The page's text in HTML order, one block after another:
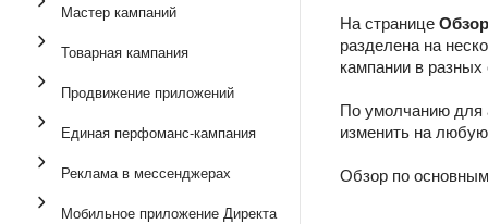
Медийная реклама
Мастер кампаний
Товарная кампания
Мастер кампаний
Товарная кампания
Продвижение приложений
Единая перфоманс-кампания
Реклама в мессенджерах
Мобильное приложение Директа
На странице
разделена на
кампании в разных
По умолчанию для
изменить на
Обзор по